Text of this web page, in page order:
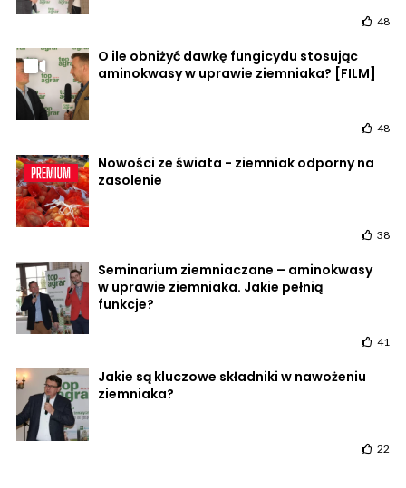
48
O ile obniżyć dawkę fungicydu stosując
aminokwasy w uprawie ziemniaka? [FILM]
48
Nowości ze świata - ziemniak odporny na
zasolenie
38
Seminarium ziemniaczane – aminokwasy
w uprawie ziemniaka. Jakie pełnią
funkcje?
41
Jakie są kluczowe składniki w nawożeniu
ziemniaka?
22